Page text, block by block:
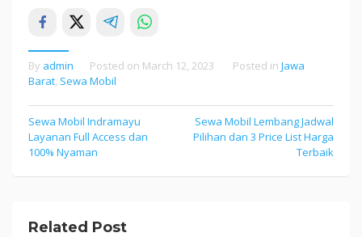
By admin Posted on March 12, 2023 Posted in Jawa
Barat, Sewa Mobil
Post
navigation
Sewa Mobil Indramayu
Layanan Full Access dan
100% Nyaman
Sewa Mobil Lembang Jadwal
Pilihan dan 3 Price List Harga
Terbaik
Related Post